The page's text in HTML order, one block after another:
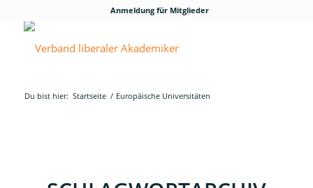
Anmeldung für Mitglieder
Du bist hier: Startseite / Europäische Universitäten